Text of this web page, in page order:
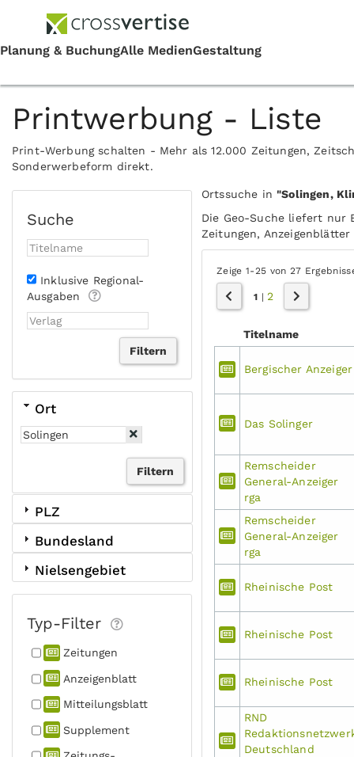
Printwerbung - Liste
Print-Werbung schalten - Mehr als 12.000 Zeitungen,
Sonderwerbeform direkt.
Suche
Inklusive Regional-
Ausgaben
Ort
PLZ
Bundesland
Nielsengebiet
Typ-Filter
Zeitungen
Anzeigen­blatt
Mitteilungs­blatt
Supplement
Ortssuche in"Solingen,
Die Geo-Suche liefert nur
Zeitungen,
Zeige 1-25 von 27
1 | 2
Titelname
Bergischer Anzeiger
Das Solinger
Remscheider
General-Anzeiger
rga
Remscheider
General-Anzeiger
rga
Rheinische Post
Rheinische Post
Rheinische Post
RND
Deutschland